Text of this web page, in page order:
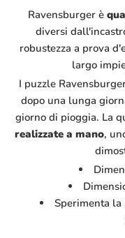
Ravensburger è
diversi
robustezza a prova
largo
I puzzle
dopo una lunga
giorno di pioggia. La
realizzate a mano,
Sperimenta